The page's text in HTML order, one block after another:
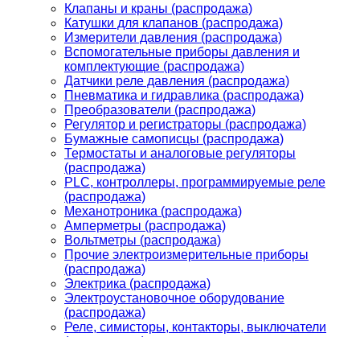
Клапаны и краны (распродажа)
Катушки для клапанов (распродажа)
Измерители давления (распродажа)
Вспомогательные приборы давления и
комплектующие (распродажа)
Датчики реле давления (распродажа)
Пневматика и гидравлика (распродажа)
Преобразователи (распродажа)
Регулятор и регистраторы (распродажа)
Бумажные самописцы (распродажа)
Термостаты и аналоговые регуляторы
(распродажа)
PLС, контроллеры, программируемые реле
(распродажа)
Механотроника (распродажа)
Амперметры (распродажа)
Вольтметры (распродажа)
Прочие электроизмерительные приборы
(распродажа)
Электрика (распродажа)
Электроустановочное оборудование
(распродажа)
Реле, симисторы, контакторы, выключатели